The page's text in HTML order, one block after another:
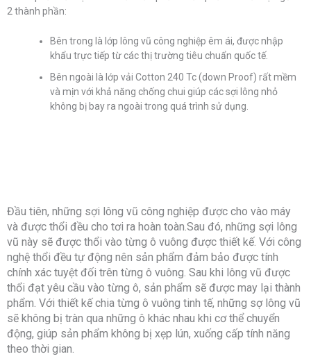
2 thành phần:
Bên trong là lớp lông vũ công nghiệp êm ái, được nhập
khẩu trực tiếp từ các thị trường tiêu chuẩn quốc tế.
Bên ngoài là lớp vải Cotton 240 Tc (down Proof) rất mềm
và mịn với khả năng chống chui giúp các sợi lông nhỏ
không bị bay ra ngoài trong quá trình sử dụng.
Đầu tiên, những sợi lông vũ công nghiệp được cho vào máy
và được thổi đều cho tơi ra hoàn toàn.Sau đó, những sợi lông
vũ này sẽ được thổi vào từng ô vuông được thiết kế. Với công
nghệ thổi đều tự động nên sản phẩm đảm bảo được tính
chính xác tuyệt đối trên từng ô vuông. Sau khi lông vũ được
thổi đạt yêu cầu vào từng ô, sản phẩm sẽ được may lại thành
phẩm. Với thiết kế chia từng ô vuông tinh tế, những sợ lông vũ
sẽ không bị tràn qua những ô khác nhau khi cơ thể chuyển
động, giúp sản phẩm không bị xẹp lún, xuống cấp tính năng
theo thời gian.